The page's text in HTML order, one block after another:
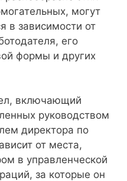
могут
в зависимости от
его
формы и других
включающий
руководством
директора по
от места,
в управленческой
за которые он